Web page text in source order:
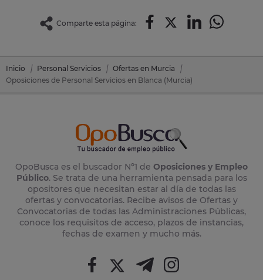
Comparte esta página:
Inicio Personal Servicios
Ofertas en Murcia
Oposiciones de Personal Servicios en Blanca (Murcia)
OpoBusca es el buscador Nº1 de Oposiciones y Empleo
Público. Se trata de una herramienta pensada para los
opositores que necesitan estar al día de todas las
ofertas y convocatorias. Recibe avisos de Ofertas y
Convocatorias de todas las Administraciones Públicas,
conoce los requisitos de acceso, plazos de instancias,
fechas de examen y mucho más.